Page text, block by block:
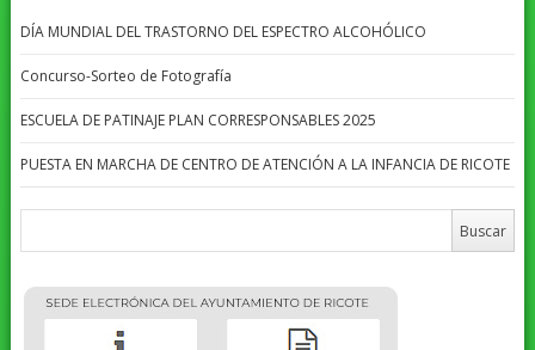
DÍA MUNDIAL DEL TRASTORNO DEL ESPECTRO ALCOHÓLICO
Concurso-Sorteo de Fotografía
ESCUELA DE PATINAJE PLAN CORRESPONSABLES 2025
PUESTA EN MARCHA DE CENTRO DE ATENCIÓN A LA INFANCIA DE RICOTE